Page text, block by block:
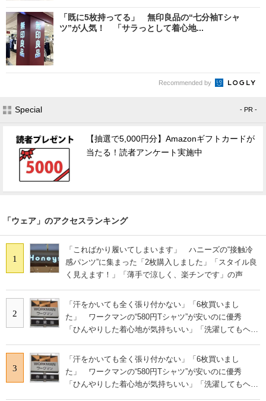
「既に5枚持ってる」 無印良品の“七分袖Tシャ
ツ”が人気！ 「サラっとして着心地...
Recommended by
Special - PR -
【抽選で5,000円分】Amazonギフトカードが
当たる！読者アンケート実施中
「ウェア」のアクセスランキング
1
「こればかり履いてしまいます」 ハニーズの“接触冷
感パンツ”に集まった「2枚購入しました」「スタイル良
く見えます！」「薄手で涼しく、楽チンです」の声
2
「汗をかいても全く張り付かない」「6枚買いまし
た」 ワークマンの“580円Tシャツ”が安いのに優秀
「ひんやりした着心地が気持ちいい」「洗濯してもヘタ
3
「汗をかいても全く張り付かない」「6枚買いまし
た」 ワークマンの“580円Tシャツ”が安いのに優秀
「ひんやりした着心地が気持ちいい」「洗濯してもヘタ